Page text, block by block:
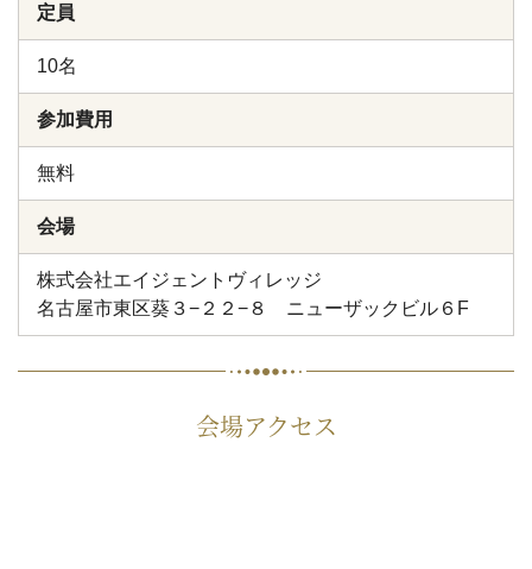
定員
10名
参加費用
無料
会場
株式会社エイジェントヴィレッジ
名古屋市東区葵３−２２−８ ニューザックビル６F
会場アクセス